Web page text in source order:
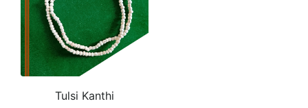
Tulsi Kanthi